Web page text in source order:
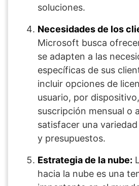
soluciones.
Necesidades de los
Microsoft busca
se adapten a las
específicas de sus
incluir opciones de
usuario, por
suscripción mensual o
satisfacer una
y presupuestos.
Estrategia de la nube:
hacia la nube es una